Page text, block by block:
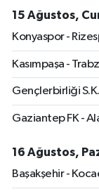
15 Ağustos,
Konyaspor -
Kasımpaşa -
Gençlerbirliği
Gaziantep FK -
16 Ağustos,
Başakşehir -